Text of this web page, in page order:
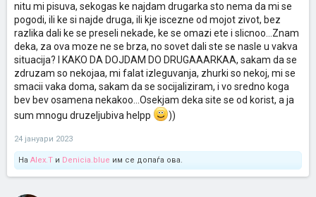
nitu mi pisuva, sekogas ke najdam drugarka sto nema da mi se
pogodi, ili ke si najde druga, ili kje iscezne od mojot zivot, bez
razlika dali ke se preseli nekade, ke se omazi ete i slicnoo...Znam
deka, za ova moze ne se brza, no sovet dali ste se nasle u vakva
situacija? I KAKO DA DOJDAM DO DRUGAAARKAA, sakam da se
zdruzam so nekojaa, mi falat izleguvanja, zhurki so nekoj, mi se
smacii vaka doma, sakam da se socijaliziram, i vo sredno koga
bev bev osamena nekakoo...Osekjam deka site se od korist, a ja
sum mnogu druzeljubiva helpp
))
24 јануари 2023
На Alex.T и Denicia.blue им се допаѓа ова.